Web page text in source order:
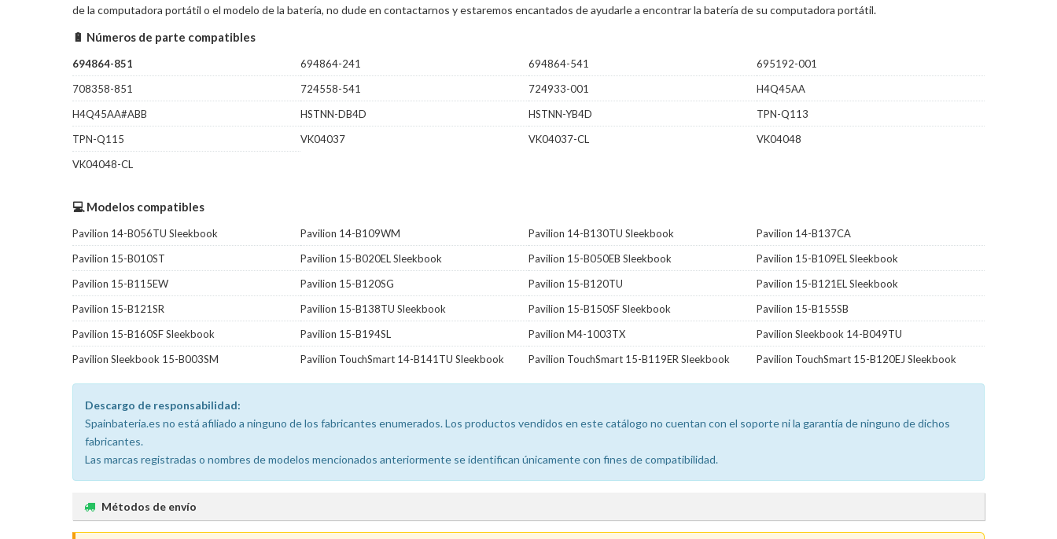
de la computadora portátil o el modelo de la batería, no dude en contactarnos y estaremos encantados de ayudarle a encontrar la batería de su computadora portátil.
🔋 Números de parte compatibles
694864-851 694864-241 694864-541
695192-001
708358-851
724558-541 724933-001
H4Q45AA
H4Q45AA#ABB
HSTNN-DB4D HSTNN-YB4D
TPN-Q113
TPN-Q115
VK04037 VK04037-CL
VK04048
VK04048-CL
💻 Modelos compatibles
Pavilion 14-B056TU Sleekbook Pavilion 14-B109WM Pavilion 14-B130TU Sleekbook
Pavilion 14-B137CA
Pavilion 15-B010ST
Pavilion 15-B020EL Sleekbook Pavilion 15-B050EB Sleekbook
Pavilion 15-B109EL Sleekbook
Pavilion 15-B115EW
Pavilion 15-B120SG Pavilion 15-B120TU
Pavilion 15-B121EL Sleekbook
Pavilion 15-B121SR
Pavilion 15-B138TU Sleekbook Pavilion 15-B150SF Sleekbook
Pavilion 15-B155SB
Pavilion 15-B160SF Sleekbook
Pavilion 15-B194SL Pavilion M4-1003TX
Pavilion Sleekbook 14-B049TU
Pavilion Sleekbook 15-B003SM
Pavilion TouchSmart 14-B141TU Sleekbook Pavilion TouchSmart 15-B119ER Sleekbook Pavilion TouchSmart 15-B120EJ Sleekbook
Descargo de responsabilidad:
Spainbateria.es no está afiliado a ninguno de los fabricantes enumerados. Los productos vendidos en este catálogo no cuentan con el soporte ni la garantía de ninguno de dichos
fabricantes.
Las marcas registradas o nombres de modelos mencionados anteriormente se identifican únicamente con fines de compatibilidad.
Métodos de envío